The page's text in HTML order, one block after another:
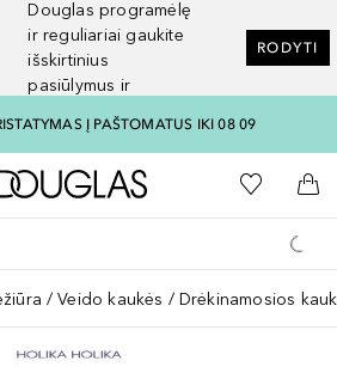
Douglas programėlę
ir reguliariai gaukite
išskirtinius
pasiūlymus ir
RODYTI
Į PAŠTOMATUS IKI 08 09
Į Douglas pagrindinį
Į mano
Į
Veido kaukės Drėkinamosios